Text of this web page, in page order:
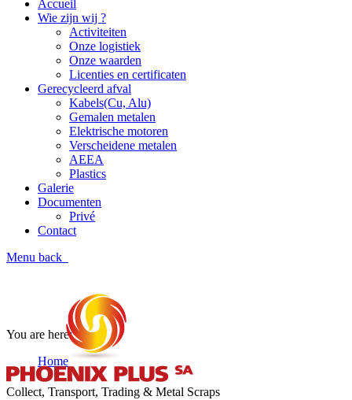
Accueil
Wie zijn wij ?
Activiteiten
Onze logistiek
Onze waarden
Licenties en certificaten
Gerecycleerd afval
Kabels(Cu, Alu)
Gemalen metalen
Elektrische motoren
Verscheidene metalen
AEEA
Plastics
Galerie
Documenten
Privé
Contact
Menu back
Galerie
You are here:
Home
Galerie
Collect, Transport, Trading & Metal Scraps